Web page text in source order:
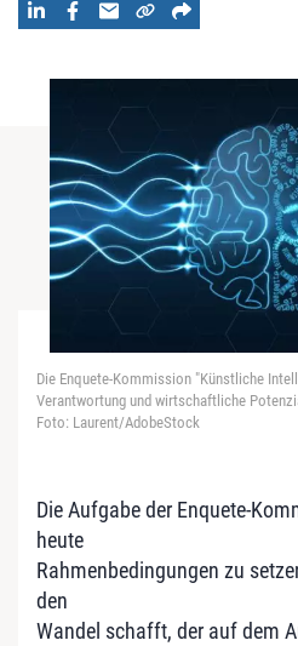
Die Enquete-Kommission "Künstliche
Verantwortung und wirtschaftliche
Foto: Laurent/AdobeStock
Die Aufgabe der Enquete-
heute
Rahmenbedingungen zu
den
Wandel schafft, der auf dem